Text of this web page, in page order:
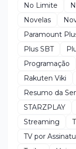
No Limite
Novelas
Paramount
Plus SBT
Programação
Rakuten Viki
Resumo da
STARZPLAY
Streaming
TV por